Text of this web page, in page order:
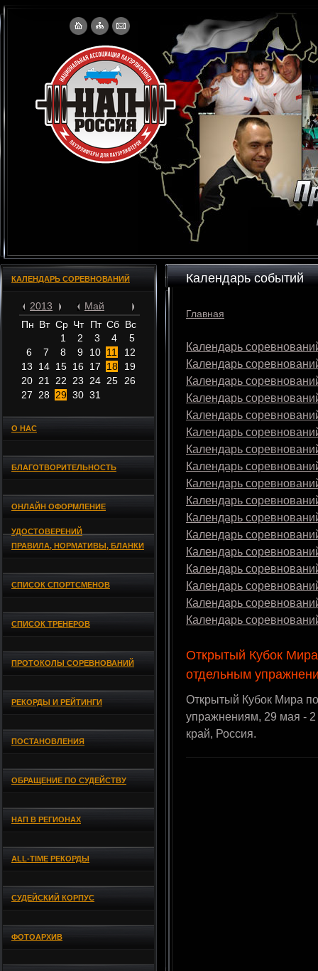
КАЛЕНДАРЬ СОРЕВНОВАНИЙ
2013
Май
Пн Вт Ср Чт Пт Сб Вс
1
2 3 4
5
6
7 8 9 10 11
12
13
14 15 16 17 18
19
20 21 22 23 24 25
26
27
28 29 30 31
О НАС
БЛАГОТВОРИТЕЛЬНОСТЬ
ОНЛАЙН ОФОРМЛЕНИЕ
УДОСТОВЕРЕНИЙ
ПРАВИЛА, НОРМАТИВЫ, БЛАНКИ
СПИСОК СПОРТСМЕНОВ
СПИСОК ТРЕНЕРОВ
ПРОТОКОЛЫ СОРЕВНОВАНИЙ
РЕКОРДЫ И РЕЙТИНГИ
ПОСТАНОВЛЕНИЯ
ОБРАЩЕНИЕ ПО СУДЕЙСТВУ
НАП В РЕГИОНАХ
ALL-TIME РЕКОРДЫ
СУДЕЙСКИЙ КОРПУС
ФОТОАРХИВ
Календарь событий
Главная
Календарь
Календарь
Календарь
Календарь
Календарь
Календарь
Календарь
Календарь
Календарь
Календарь
Календарь
Календарь
Календарь
Календарь
Календарь
Календарь
Календарь
Открытый Кубок
отдельным
Открытый Кубок Мира
упражнениям, 29 мая - 2
край, Россия.